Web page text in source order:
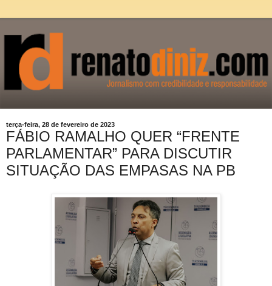
terça-feira, 28 de fevereiro de 2023
FÁBIO RAMALHO QUER “FRENTE
PARLAMENTAR” PARA DISCUTIR
SITUAÇÃO DAS EMPASAS NA PB